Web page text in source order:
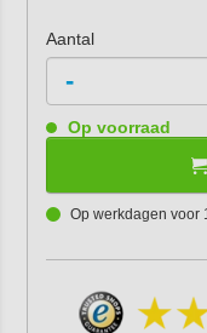
Aantal
-
Op voorraad
Op werkdagen voor